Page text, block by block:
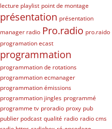
lecture playlist point de montage
présentation présentation
manager radio Pro.radio pro.raido
programation ecast
programmation
programmation de rotations
programmation ecmanager
programmation émissions
programmation jingles programmé
programme tv proradio proxy pub
publier podcast qualité radio radio cms